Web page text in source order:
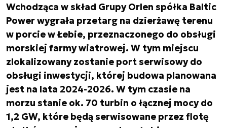
Wchodząca w skład Grupy Orlen spółka Baltic
Power wygrała przetarg na dzierżawę terenu
w porcie w Łebie, przeznaczonego do obsługi
morskiej farmy wiatrowej. W tym miejscu
zlokalizowany zostanie port serwisowy do
obsługi inwestycji, której budowa planowana
jest na lata 2024-2026. W tym czasie na
morzu stanie ok. 70 turbin o łącznej mocy do
1,2 GW, które będą serwisowane przez flotę